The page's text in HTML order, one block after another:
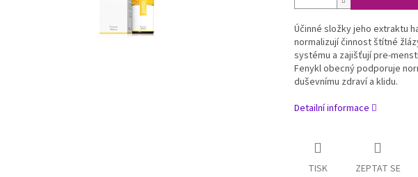
Účinné složky jeho extraktu
normalizují činnost štítné
systému a zajišťují pre-
Fenykl obecný podporuje
duševnímu zdraví a klidu.
Detailní informace
TISK ZEPTAT SE